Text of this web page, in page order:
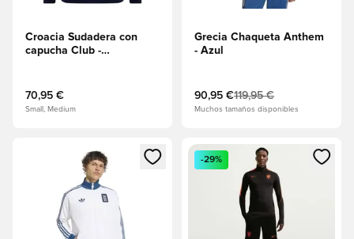
Croacia Sudadera con
capucha Club -
70,95 €
Small, Medium
Grecia Chaqueta Anthem
- Azul
90,95 €119,95 €
Muchos tamaños disponibles
Abre un modal para iniciar sesión o registrarse como
Abre un modal para iniciar
-29%